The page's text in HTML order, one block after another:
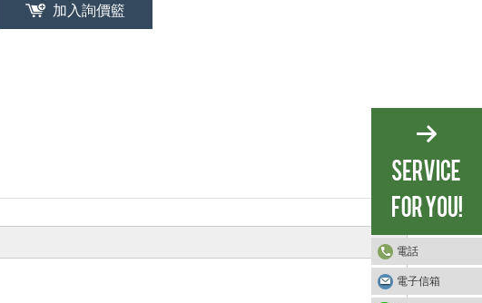
加入詢價籃
電話
電子信箱